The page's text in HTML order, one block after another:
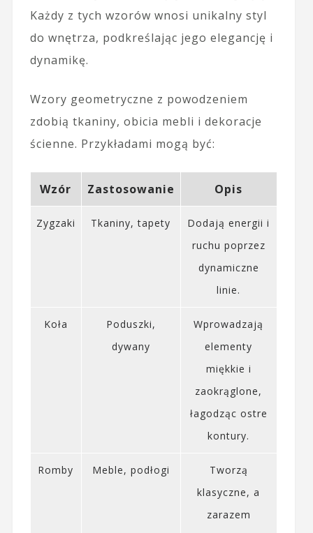
Każdy z tych wzorów wnosi unikalny styl
do wnętrza, podkreślając jego elegancję i
dynamikę.
Wzory geometryczne z powodzeniem
zdobią tkaniny, obicia mebli i dekoracje
ścienne. Przykładami mogą być:
Wzór Zastosowanie Opis
Zygzaki Tkaniny, tapety
Dodają energii i
ruchu poprzez
dynamiczne
linie.
Koła
Poduszki,
dywany
Wprowadzają
elementy
miękkie i
zaokrąglone,
łagodząc ostre
kontury.
Romby Meble, podłogi
Tworzą
klasyczne, a
zarazem